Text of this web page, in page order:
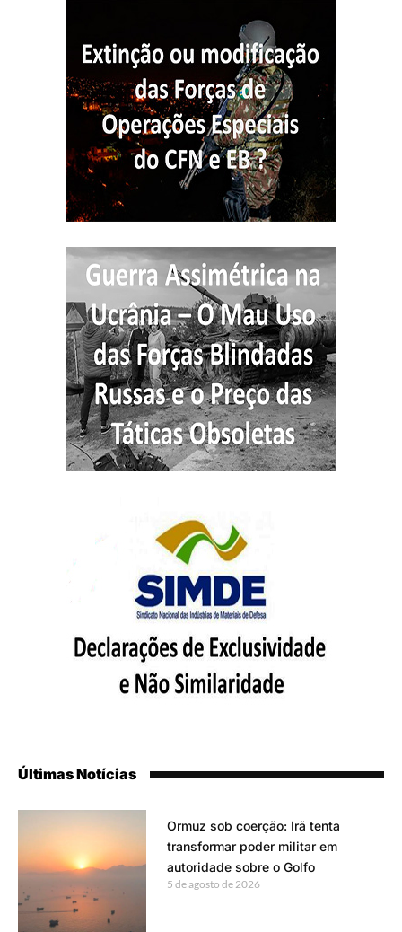
Últimas Notícias
Ormuz sob coerção: Irã tenta
transformar poder militar em
autoridade sobre o Golfo
5 de agosto de 2026